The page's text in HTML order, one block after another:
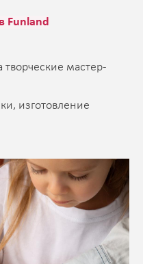
Funland
творческие мастер-
изготовление